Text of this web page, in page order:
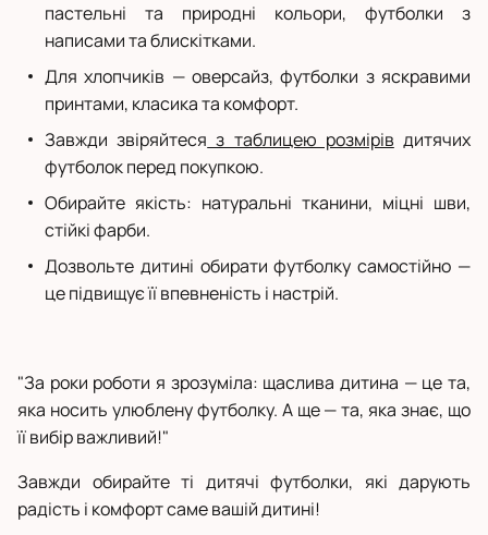
пастельні та природні кольори, футболки з
написами та блискітками.
Для хлопчиків — оверсайз, футболки з яскравими
принтами, класика та комфорт.
Завжди звіряйтеся з таблицею розмірів дитячих
футболок перед покупкою.
Обирайте якість: натуральні тканини, міцні шви,
стійкі фарби.
Дозвольте дитині обирати футболку самостійно —
це підвищує її впевненість і настрій.
"За роки роботи я зрозуміла: щаслива дитина — це та,
яка носить улюблену футболку. А ще — та, яка знає, що
її вибір важливий!"
Завжди обирайте ті дитячі футболки, які дарують
радість і комфорт саме вашій дитині!